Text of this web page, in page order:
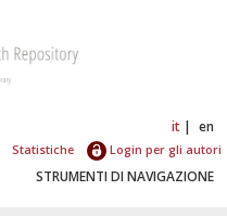
it en
Statistiche Login per gli autori
STRUMENTI DI NAVIGAZIONE